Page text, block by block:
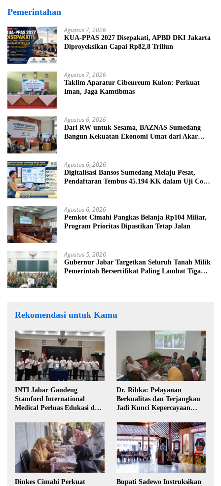
Pemerintahan
Agustus 7, 2026
KUA-PPAS 2027 Disepakati, APBD DKI Jakarta
Diproyeksikan Capai Rp82,8 Triliun
Agustus 7, 2026
Taklim Aparatur Cibeureum Kulon: Perkuat
Iman, Jaga Kamtibmas
Agustus 6, 2026
Dari RW untuk Sesama, BAZNAS Sumedang
Bangun Kekuatan Ekonomi Umat dari Akar
Agustus 6, 2026
Digitalisasi Bansos Sumedang Melaju Pesat,
Pendaftaran Tembus 45.194 KK dalam Uji Coba
Agustus 6, 2026
Pemkot Cimahi Pangkas Belanja Rp104 Miliar,
Program Prioritas Dipastikan Tetap Jalan
Agustus 5, 2026
Gubernur Jabar Targetkan Seluruh Tanah Milik
Pemerintah Bersertifikat Paling Lambat Tiga
Rekomendasi untuk Kamu
INTI Jabar Gandeng
Stamford International
Medical Perluas Edukasi dan
Dr. Ribka: Pelayanan
Berkualitas dan Terjangkau
Jadi Kunci Kepercayaan
Dinkes Cimahi Perkuat
Bupati Sadewo Instruksikan